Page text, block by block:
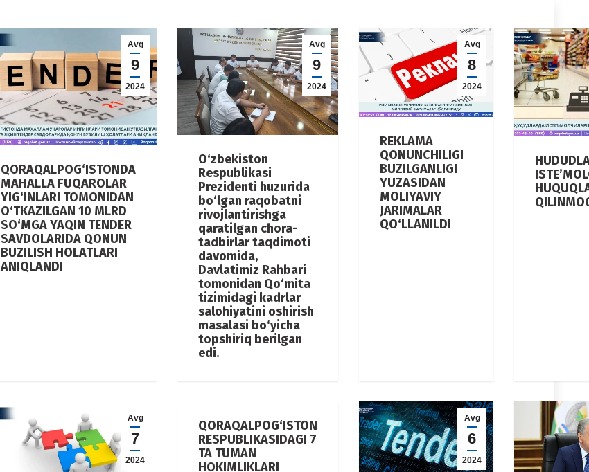
Avg
9
2024
QORAQALPOG‘ISTONDA
MAHALLA FUQAROLAR
YIG‘INLARI TOMONIDAN
O‘TKAZILGAN 10 MLRD
SO‘MGA YAQIN TENDER
SAVDOLARIDA QONUN
BUZILISH HOLATLARI
ANIQLANDI
Avg
9
2024
O‘zbekiston
Respublikasi
Prezidenti huzurida
bo‘lgan raqobatni
rivojlantirishga
qaratilgan chora-
tadbirlar taqdimoti
davomida,
Davlatimiz Rahbari
tomonidan Qo‘mita
tizimidagi kadrlar
salohiyatini oshirish
masalasi bo‘yicha
topshiriq berilgan
edi.
Avg
8
2024
REKLAMA
QONUNCHILIGI
BUZILGANLIGI
YUZASIDAN
MOLIYAVIY
JARIMALAR
QO‘LLANILDI
Avg
7
2024
QORAQALPOG‘ISTON
RESPUBLIKASIDAGI 7
TA TUMAN
HOKIMLIKLARI
Avg
6
2024